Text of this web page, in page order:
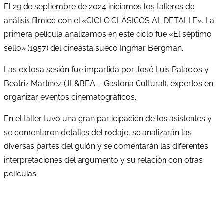
El 29 de septiembre de 2024 iniciamos los talleres de
análisis fílmico con el «CICLO CLÁSICOS AL DETALLE». La
primera película analizamos en este ciclo fue «El séptimo
sello» (1957) del cineasta sueco Ingmar Bergman.
Las exitosa sesión fue impartida por José Luis Palacios y
Beatriz Martínez (JL&BEA – Gestoría Cultural), expertos en
organizar eventos cinematográficos.
En el taller tuvo una gran participación de los asistentes y
se comentaron detalles del rodaje, se analizarán las
diversas partes del guión y se comentarán las diferentes
interpretaciones del argumento y su relación con otras
películas.